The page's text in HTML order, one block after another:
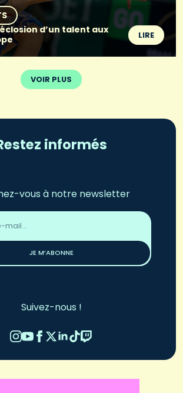
d’un talent aux
LIRE
VOIR PLUS
informés
vous à notre newsletter
JE M’ABONNE
Suivez-nous !